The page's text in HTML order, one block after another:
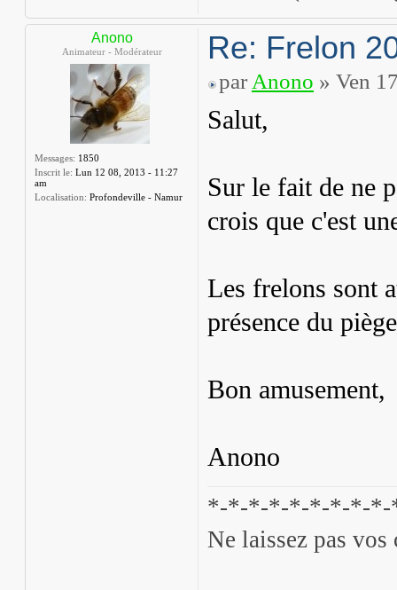
Anono
Animateur - Modérateur
Messages: 1850
Inscrit le: Lun 12 08, 2013 - 11:27
am
Localisation: Profondeville - Namur
Re: Frelon
par Anono » Ven
Salut,
Sur le fait de ne
crois que c'est
Les frelons sont
présence du
Bon amusement,
Anono
*-*-*-*-*-*-*-*-
Ne laissez pas